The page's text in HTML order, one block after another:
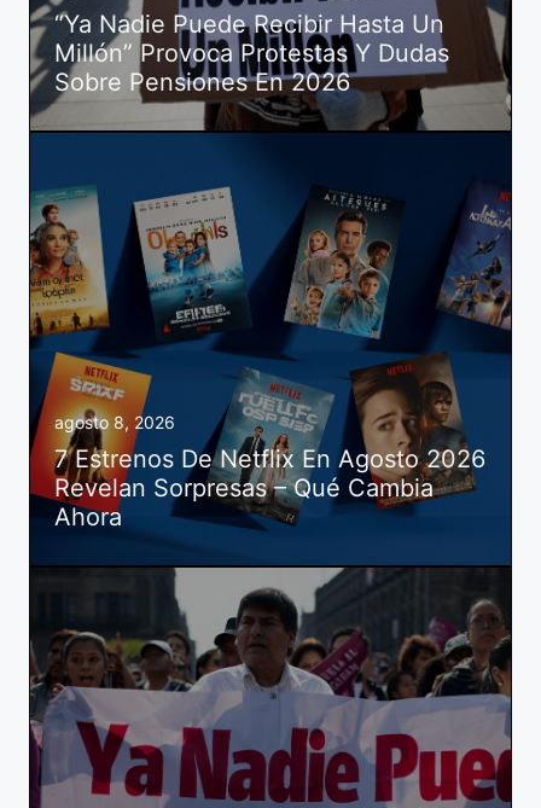
“Ya Nadie Puede Recibir Hasta Un
Millón” Provoca Protestas Y Dudas
Sobre Pensiones En 2026
agosto 8, 2026
7 Estrenos De Netflix En Agosto 2026
Revelan Sorpresas – Qué Cambia
Ahora